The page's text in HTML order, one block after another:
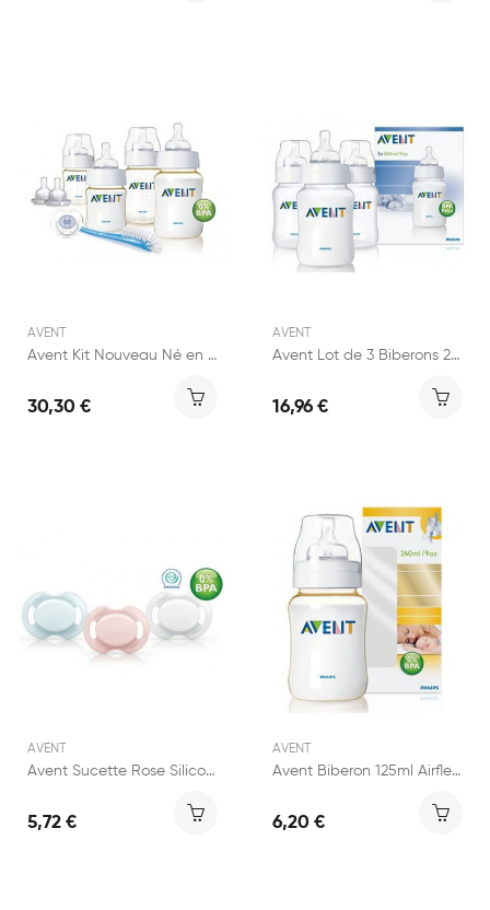
AVENT
Avent Kit Nouveau Né en PES sans BPA
30,30 €
AVENT
Avent Lot de 3 Biberons 260ml Airflex...
16,96 €
AVENT
Avent Sucette Rose Silicone Orthodontique 0-6...
5,72 €
AVENT
Avent Biberon 125ml Airflex PES Longue Durée de...
6,20 €